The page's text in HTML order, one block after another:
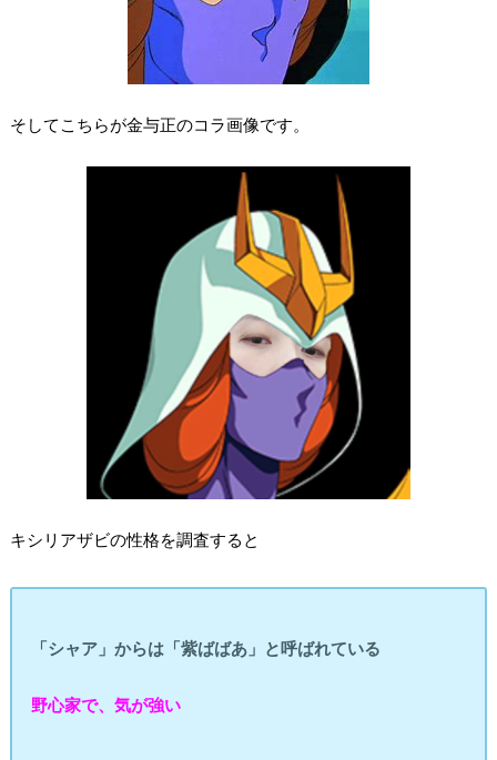
そしてこちらが金与正のコラ画像です。
キシリアザビの性格を調査すると
「シャア」からは「紫ばばあ」と呼ばれている
野心家で、気が強い